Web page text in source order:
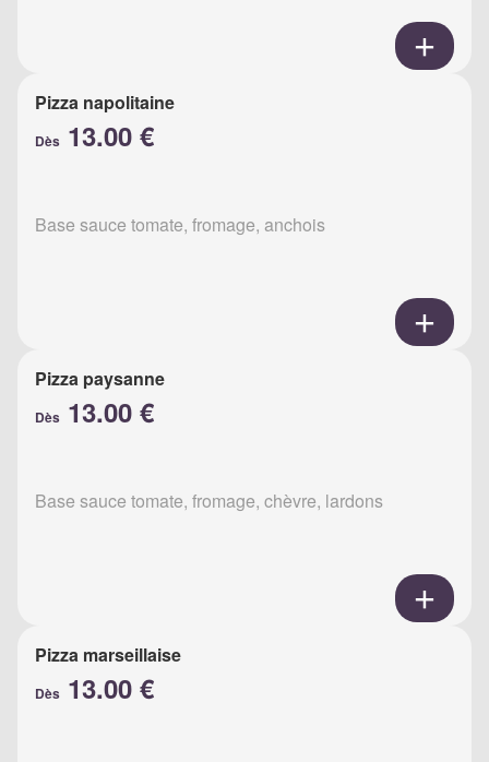
Pizza napolitaine
Dès 13.00 €
Base sauce tomate, fromage, anchois
Pizza paysanne
Dès 13.00 €
Base sauce tomate, fromage, chèvre, lardons
Pizza marseillaise
Dès 13.00 €